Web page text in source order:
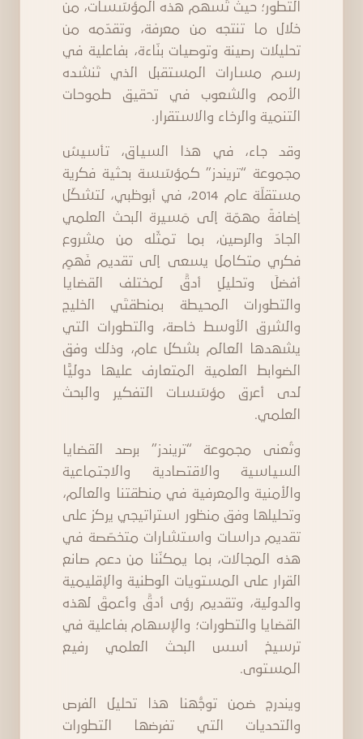
التطور؛ حيث تُسهم هذه المؤسّسات، من
خلال ما تنتجه من معرفة، وتقدّمه من
تحليلات رصينة وتوصيات بنّاءة، بفاعلية في
رسم مسارات المستقبل الذي تَنشده
الأمم والشعوب في تحقيق طموحات
التنمية والرخاء والاستقرار.
وقد جاء، في هذا السياق، تأسيسُ
مجموعة “تريندز” كمؤسّسة بحثية فكرية
مستقلّة عام 2014، في أبوظبي، لتشكّل
إضافةً مهمّة إلى مَسيرة البحث العلمي
الجادّ والرصين، بما تمثّله من مشروع
فكري متكامل يسعى إلى تقديم فَهمٍ
أفضلَ وتحليلٍ أدقَّ لمختلف القضايا
والتطورات المحيطة بمنطقتَي الخليج
والشرق الأوسط خاصة، والتطورات التي
يشهدها العالم بشكل عام، وذلك وفق
الضوابط العلمية المتعارف عليها دوليًّا
لدى أعرق مؤسّسات التفكير والبحث
العلمي.
وتُعنى مجموعة “تريندز” برصد القضايا
السياسية والاقتصادية والاجتماعية
والأمنية والمعرفية في منطقتنا والعالم،
وتحليلها وفق منظور استراتيجي يركز على
تقديم دراسات واستشارات متخصّصة في
هذه المجالات، بما يمكنّنا من دعم صانع
القرار على المستويات الوطنية والإقليمية
والدولية، وتقديم رؤى أدقَّ وأعمقَ لهذه
القضايا والتطورات؛ والإسهام بفاعلية في
ترسيخ أسس البحث العلمي رفيع
المستوى.
ويندرج ضمن توجُّهنا هذا تحليل الفرص
والتحديات التي تفرضها التطورات